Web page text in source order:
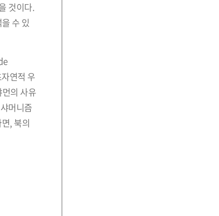
것이다.
수 있
연적 우
의 사유
머니즘
, 북의